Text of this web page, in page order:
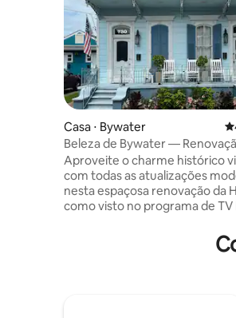
Casa ⋅ Bywater
Beleza de Bywater —
histórica em destaque na
Aproveite o charme histórico
com todas as atualizações
nesta espaçosa renovação da
como visto no programa de TV
Rua Louisa possui uma
grande e relaxante,